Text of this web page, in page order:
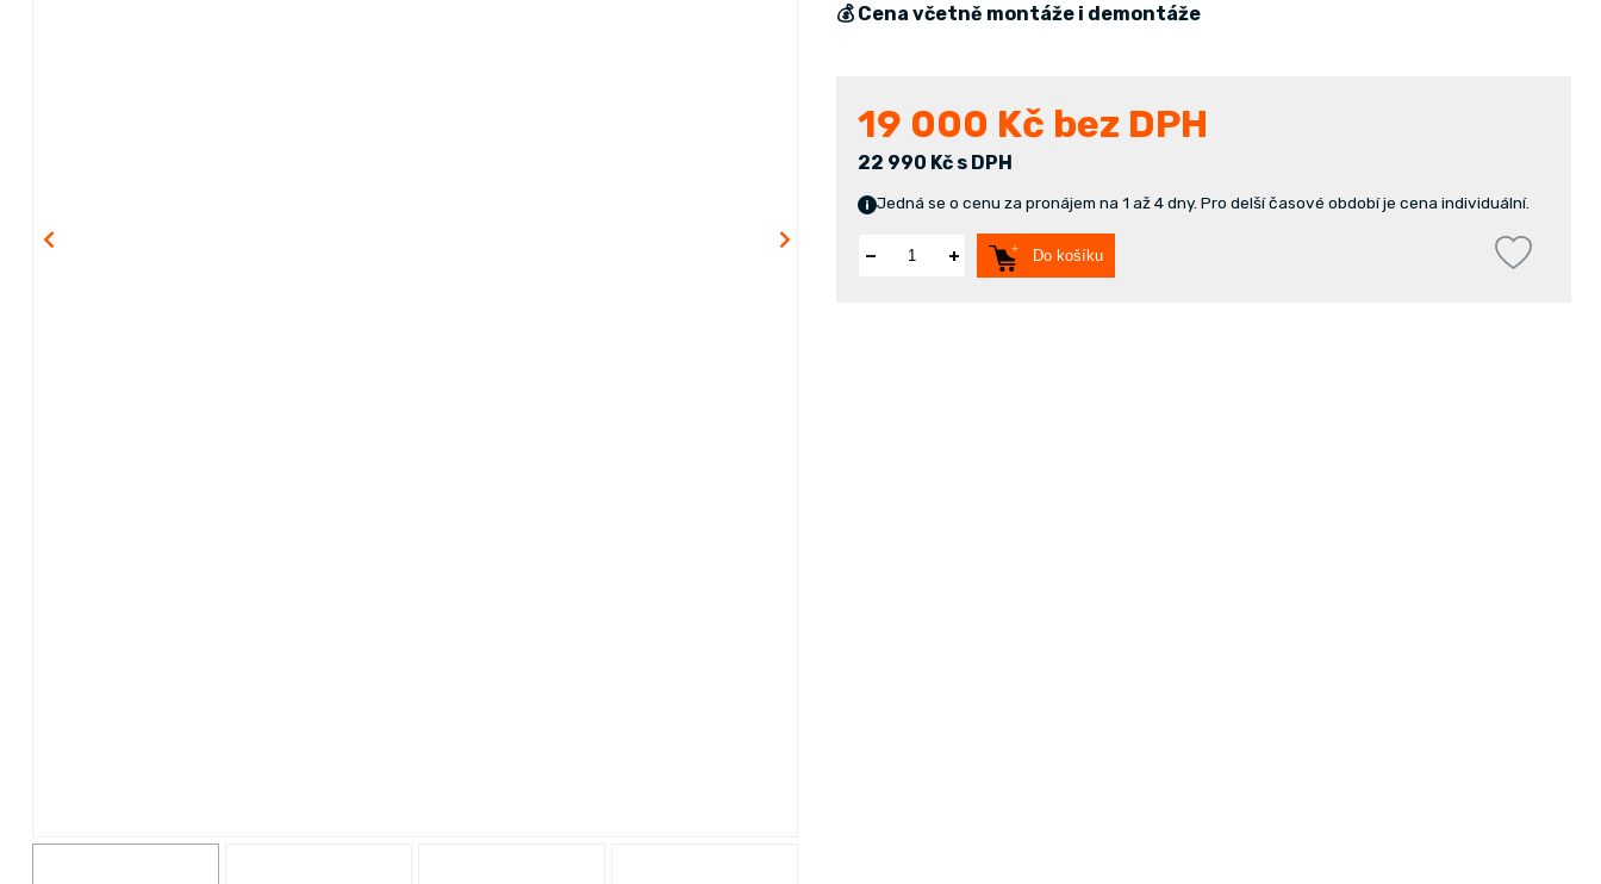
💰 Cena včetně montáže i demontáže
19 000 Kč bez DPH
22 990 Kč s DPH
Jedná se o cenu za pronájem na 1 až 4 dny. Pro delší časové období je cena individuální.
Do košíku